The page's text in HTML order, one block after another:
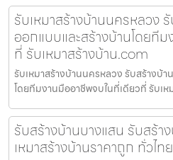
รับเหมาสร้างบ้านนครหลวง
ออกแบบและสร้างบ้านโดยที
ที่ รับเหมาสร้างบ้าน.com
รับเหมาสร้างบ้านนครหลวง รับสร้างบ้
โดยทีมงานมืออาชีพจบในที่เดียวที่ รับเ
รับสร้างบ้านบางแสน รับสร้
เหมาสร้างบ้านราคาถูก ทั่วไทย